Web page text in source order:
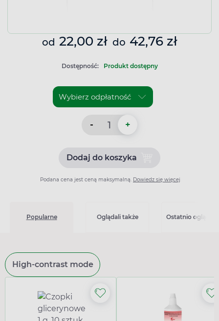
od 22,00 zł do 42,76 zł
Dostępność: Produkt dostępny
- +
Dodaj do koszykaDodaj do koszyka
Podana cena jest ceną maksymalną. Dowiedz się więcej
Popularne Oglądali także Ostatnio
High-contrast mode